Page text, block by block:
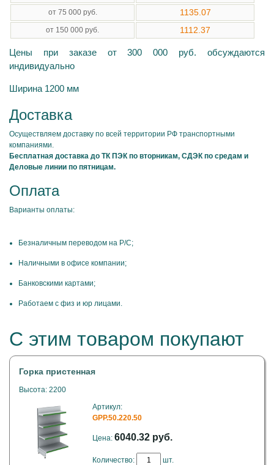
от 75 000 руб. 1135.07
от 150 000 руб. 1112.37
Цены при заказе от 300 000 руб. обсуждаются
индивидуально
Ширина 1200 мм
Доставка
Осуществляем доставку по всей территории РФ транспортными
компаниями.
Бесплатная доставка до ТК ПЭК по вторникам, СДЭК по средам и
Деловые линии по пятницам.
Оплата
Варианты оплаты:
Безналичным переводом на Р/С;
Наличными в офисе компании;
Банковскими картами;
Работаем с физ и юр лицами.
С этим товаром покупают
Горка пристенная
Высота: 2200
Артикул:
GPP.50.220.50
Цена: 6040.32 руб.
Количество: шт.